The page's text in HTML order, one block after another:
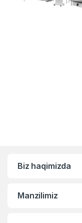
Biz haqimizda
Manzilimiz